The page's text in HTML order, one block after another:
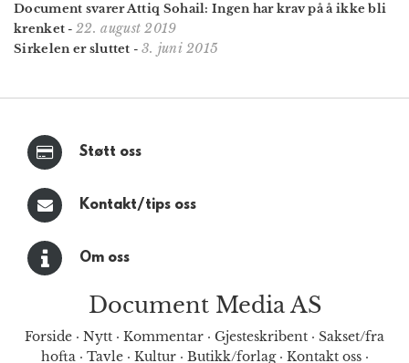
Document svarer Attiq Sohail: Ingen har krav på å ikke bli
krenket -22. august 2019
Sirkelen er sluttet - 3. juni 2015
Støtt oss
Kontakt/tips oss
Om oss
Document Media AS
Forside · Nytt · Kommentar · Gjesteskribent · Sakset/fra
hofta· Tavle· Kultur· Butikk/forlag· Kontakt oss·